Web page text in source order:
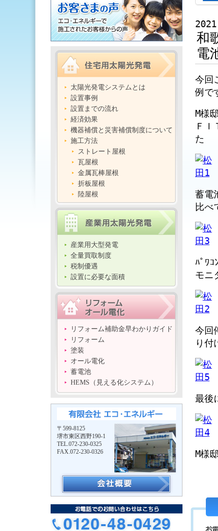
太陽光発電システムとは
設置事例
設置までの流れ
経済効果
機器補償と災害補償制度について
施工方法
ストレート屋根
瓦屋根
金属瓦棒屋根
折板屋根
陸屋根
産業用大型発電
全量買取制度
税制優遇
設置に必要な面積
リフォーム補助金早わかりガイド
リフォーム
塗装
オール電化
蓄電池
HEMS（見える化システム）
〒599-8125
堺市東区西野190-1
TEL.072-230-0325
FAX.072-230-0326
和
電
今回
例で
M様
ＦＩ
た
蓄電
比べ
ﾊﾟﾜ
モニ
今回
り付
最後
M様